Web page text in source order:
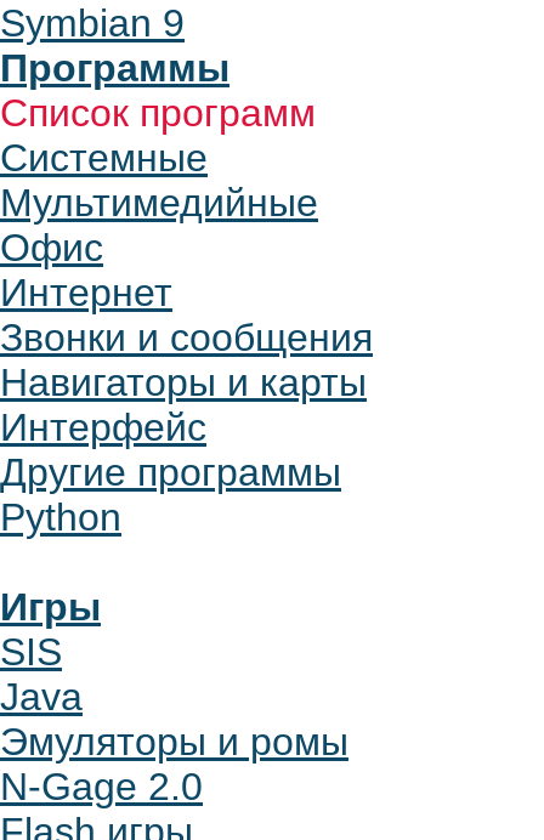
Symbian 9
Программы
Список программ
Системные
Мультимедийные
Офис
Интернет
Звонки и сообщения
Навигаторы и карты
Интерфейс
Другие программы
Python
Игры
SIS
Java
Эмуляторы и ромы
N-Gage 2.0